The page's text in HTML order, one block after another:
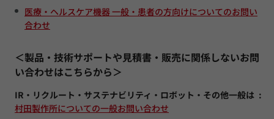
医療・ヘルスケア機器 一般・患者の方向けについてのお問い
合わせ
＜製品・技術サポートや見積書・販売に関係しないお問
い合わせはこちらから＞
IR・リクルート・サステナビリティ・ロボット・その他一般は
村田製作所についての一般お問い合わせ